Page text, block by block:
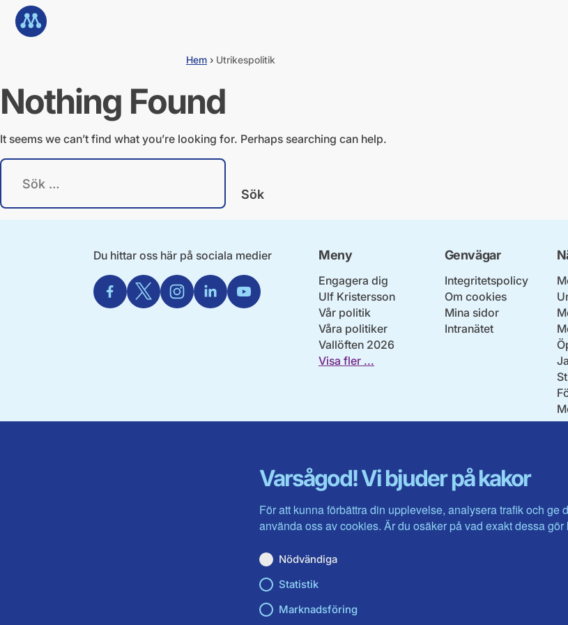
Varsågod! Vi bjuder på kakor
För att kunna förbättra din upplevelse, analysera trafik och
använda oss av cookies. Är du osäker på vad exakt dessa gör
Nödvändiga
Statistik
Marknadsföring
k
t
i
l
l
n
Hem › Utrikespolitik
Nothing Found
It seems we can’t find what you’re looking for. Perhaps searching can help.
S
e
Du hittar oss här på sociala medier
Facebook
X InstagramLinkedinYoutube
Meny
Engagera dig
Ulf Kristersson
Vår politik
Våra politiker
Vallöften 2026
Visa fler ...
Genvägar
Integritetspolicy
Om cookies
Mina sidor
Intranätet